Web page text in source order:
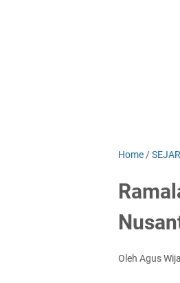
Home /
Oleh Agus